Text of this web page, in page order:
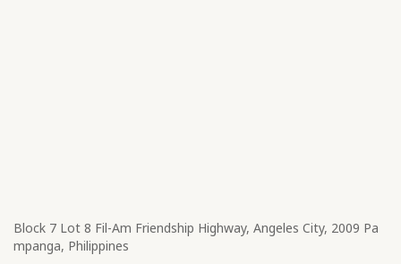
Block 7 Lot 8​ Fil-Am Friendship Highway, Angeles City, 2009 Pa
mpanga, Philippines